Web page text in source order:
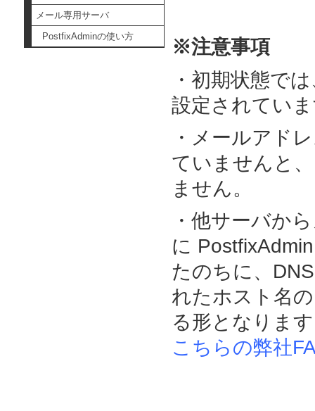
メール専用サーバ
PostfixAdminの使い方
※注意事項
・初期状態で
設定されてい
・メールアド
ていませんと
ません。
・他サーバか
に
たのちに、
れたホスト名
る形となりま
こちらの弊社